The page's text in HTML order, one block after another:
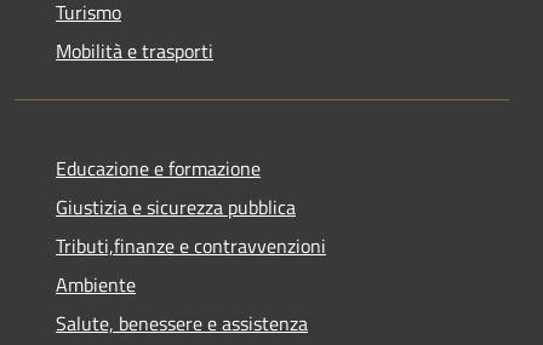
Turismo
Mobilità e trasporti
Educazione e formazione
Giustizia e sicurezza pubblica
Tributi,finanze e contravvenzioni
Ambiente
Salute, benessere e assistenza